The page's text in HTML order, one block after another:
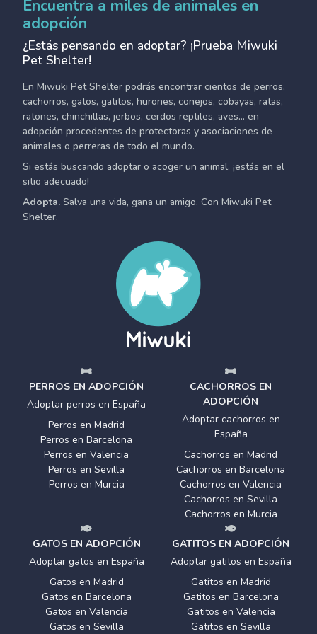
Encuentra a miles de animales en
adopción
¿Estás pensando en adoptar? ¡Prueba Miwuki
Pet Shelter!
En Miwuki Pet Shelter podrás encontrar cientos de perros,
cachorros, gatos, gatitos, hurones, conejos, cobayas, ratas,
ratones, chinchillas, jerbos, cerdos reptiles, aves... en
adopción procedentes de protectoras y asociaciones de
animales o perreras de todo el mundo.
Si estás buscando adoptar o acoger un animal, ¡estás en el
sitio adecuado!
Adopta. Salva una vida, gana un amigo. Con Miwuki Pet
Shelter.
PERROS EN ADOPCIÓN
Adoptar perros en España
Perros en Madrid
Perros en Barcelona
Perros en Valencia
Perros en Sevilla
Perros en Murcia
CACHORROS EN
ADOPCIÓN
Adoptar cachorros en
España
Cachorros en Madrid
Cachorros en Barcelona
Cachorros en Valencia
Cachorros en Sevilla
Cachorros en Murcia
GATOS EN ADOPCIÓN
Adoptar gatos en España
Gatos en Madrid
Gatos en Barcelona
Gatos en Valencia
Gatos en Sevilla
GATITOS EN ADOPCIÓN
Adoptar gatitos en España
Gatitos en Madrid
Gatitos en Barcelona
Gatitos en Valencia
Gatitos en Sevilla